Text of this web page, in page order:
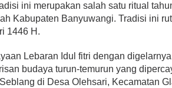
ini merupakan salah satu ritual
Kabupaten Banyuwangi. Tradisi ini
1446 H.
Lebaran Idul fitri dengan
budaya turun-temurun yang
di Desa Olehsari, Kecamatan